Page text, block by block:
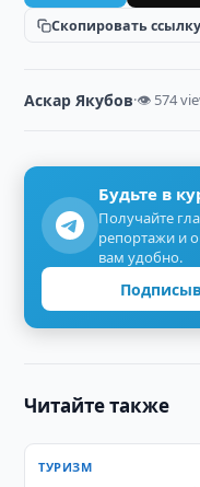
Скопировать ссылку
Аскар Якубов·👁 574
Будьте в
Получайте
репортажи и
вам удобно.
Читайте также
ТУРИЗМ